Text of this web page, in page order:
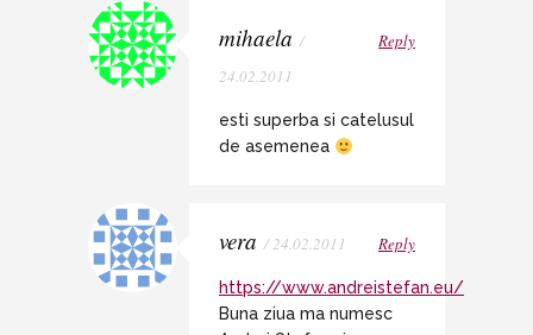
mihaela /
24.02.2011
Reply
esti superba si catelusul
de asemenea
vera / 24.02.2011 Reply
https://www.andreistefan.eu/
Buna ziua ma numesc